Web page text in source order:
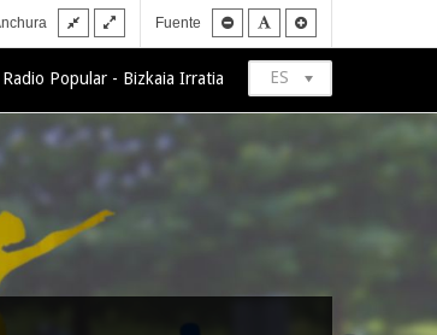
Fixed
layout
Wide
layoutFuente
Smaller
font
Default
font
ES
Radio Popular - Bizkaia Irratia